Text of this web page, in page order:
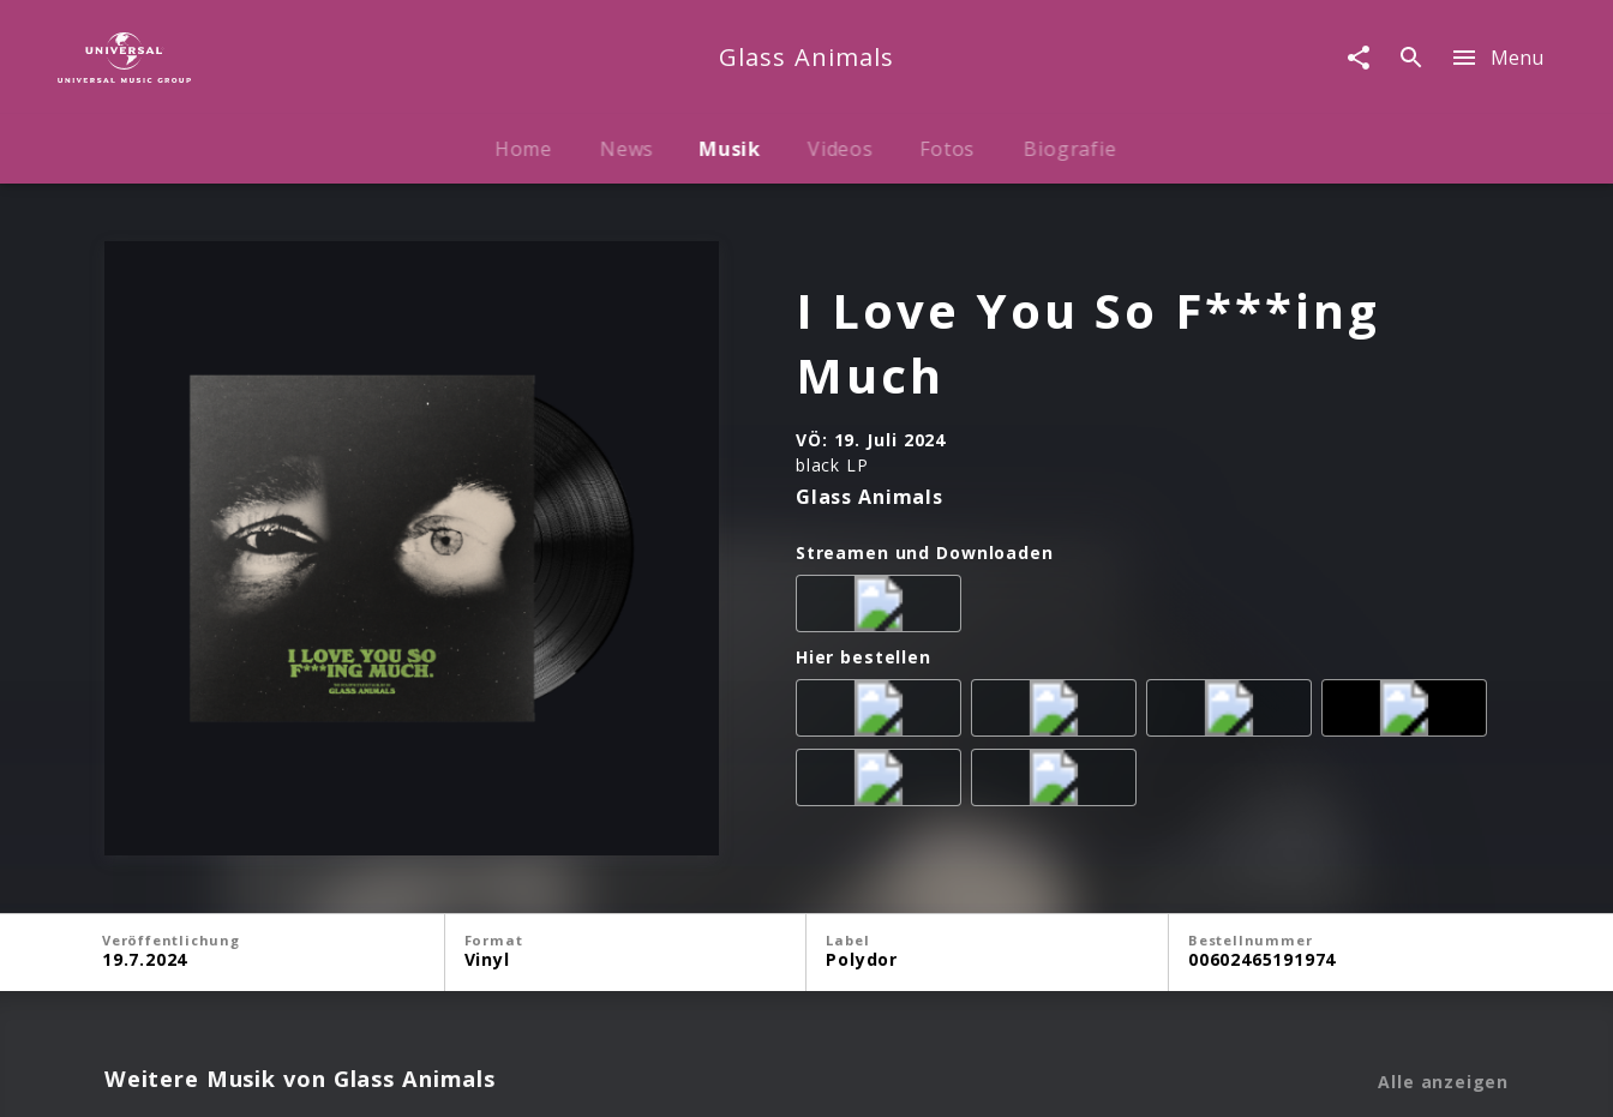
Love
Glass Animals Menu
Home News Musik Videos Fotos Biografie
I Love You So F***ing
Much
VÖ: 19. Juli 2024
black LP
Glass Animals
Streamen und Downloaden
Hier bestellen
Veröffentlichung
19.7.2024
Format
Vinyl
Label
Polydor
Bestellnummer
00602465191974
Weitere Musik von Glass Animals Alle anzeigen